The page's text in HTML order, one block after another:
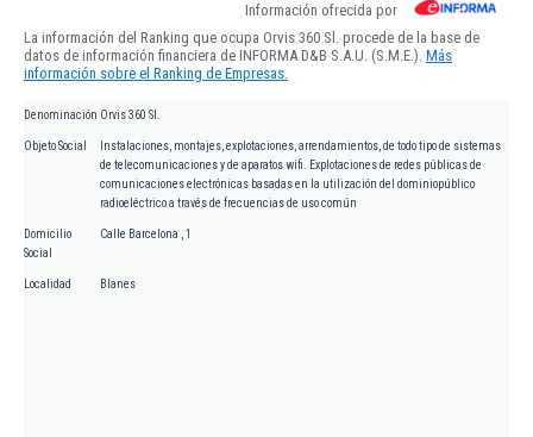
Información ofrecida por
La información del Ranking que ocupa Orvis 360 Sl. procede de la base de
datos de información financiera de INFORMA D&B S.A.U. (S.M.E.). Más
información sobre el Ranking de Empresas.
Denominación Orvis 360 Sl.
Objeto Social
Instalaciones, montajes, explotaciones, arrendamientos, de todo tipo de sistemas
de telecomunicaciones y de aparatos wifi. Explotaciones de redes públicas de
comunicaciones electrónicas basadas en la utilización del dominiopúblico
radioeléctrico a través de frecuencias de uso común
Domicilio
Social
Calle Barcelona , 1
Localidad Blanes